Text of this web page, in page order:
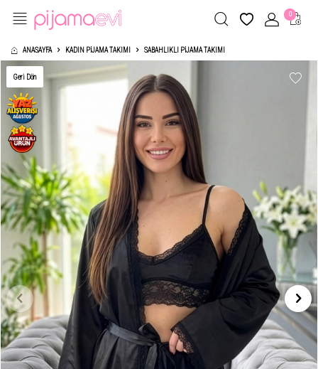
0
ANASAYFA KADIN PIJAMA TAKIMI SABAHLIKLI PIJAMA TAKIMI
Geri Dön